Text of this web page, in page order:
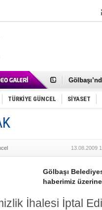
Cemal
Samet
FAİZ
Mikail
Gölbaşı
TÜRKİYE GÜNCEL SİYASET
13.08.2009
Gölbaşı
haberimiz üzerine
İhalesi İptal